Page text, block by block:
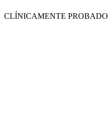
CLÍNICAMENTE PROBADO